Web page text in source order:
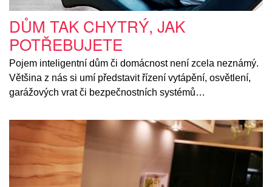
DŮM TAK CHYTRÝ, JAK
POTŘEBUJETE
Pojem inteligentní dům či domácnost není zcela neznámý.
Většina z nás si umí představit řízení vytápění, osvětlení,
garážových vrat či bezpečnostních systémů…